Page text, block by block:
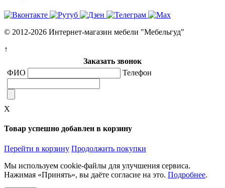
© 2012-2026 Интернет-магазин мебели "Мебельгуд"
↑
Заказать звонок
ФИО
Телефон
X
Товар успешно добавлен в корзину
Перейти в корзину Продолжить покупки
Мы используем cookie-файлы для улучшения сервиса.
Нажимая «Принять», вы даёте согласие на это. Подробнее.